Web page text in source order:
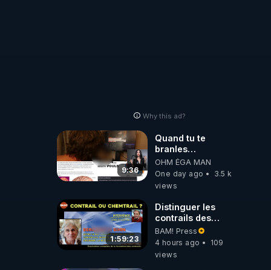
Why this ad?
9:36
Quand tu te
branles
bonhomme tu
émets des ondes
ils ont juste omis
OHM ÉGA MAN
One day ago
3.5 k
views
1:59:23
Distinguer les
contrails des
chemtrails par
Bernadette Bihin
BAM! Press
4 hours ago
109
views